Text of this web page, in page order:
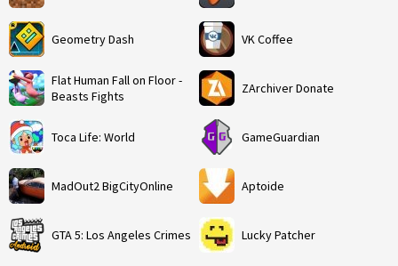
Geometry Dash
Flat Human Fall on Floor -
Beasts Fights
Toca Life: World
MadOut2 BigCityOnline
GTA 5: Los Angeles Crimes
VK Coffee
ZArchiver Donate
GameGuardian
Aptoide
Lucky Patcher